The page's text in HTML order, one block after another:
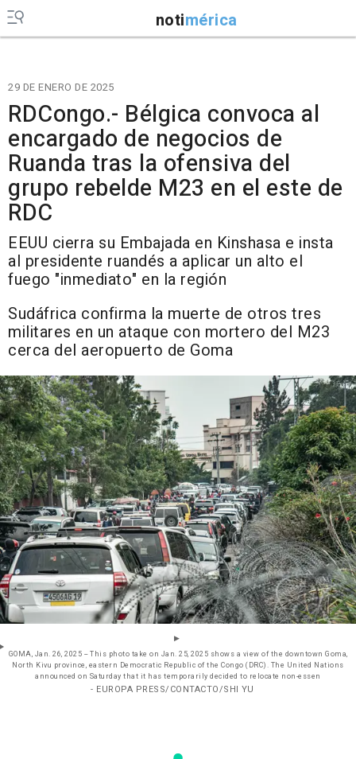
notimérica
29 DE ENERO DE 2025
RDCongo.- Bélgica convoca al
encargado de negocios de
Ruanda tras la ofensiva del
grupo rebelde M23 en el este de
RDC
EEUU cierra su Embajada en Kinshasa e insta
al presidente ruandés a aplicar un alto el
fuego "inmediato" en la región
Sudáfrica confirma la muerte de otros tres
militares en un ataque con mortero del M23
cerca del aeropuerto de Goma
GOMA, Jan. 26, 2025 -- This photo take on Jan. 25, 2025 shows a view of the downtown Goma,
North Kivu province, eastern Democratic Republic of the Congo (DRC). The United Nations
announced on Saturday that it has temporarily decided to relocate non-essen
- EUROPA PRESS/CONTACTO/SHI YU